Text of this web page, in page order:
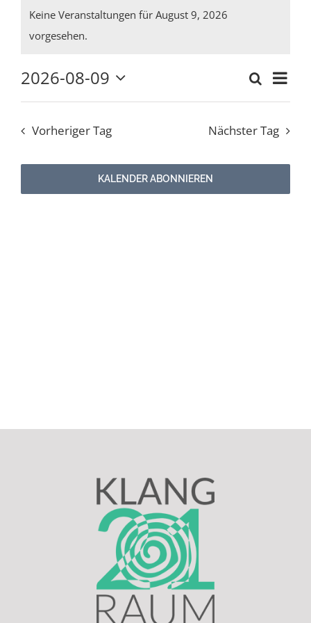
Newsletter
Kulturnetz
für
9,
Hinweis
Keine Veranstaltungen für August 9, 2026
vorgesehen.
Suche
Tag
2026-08-09
Datum
Vorheriger Tag Nächster Tag
KALENDER ABONNIEREN